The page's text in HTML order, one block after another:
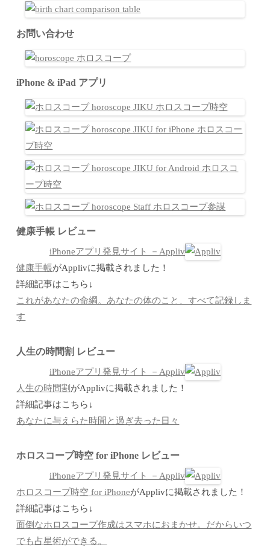
お問い合わせ
iPhone & iPad アプリ
健康手帳 レビュー
iPhoneアプリ発見サイト －Appliv
健康手帳がApplivに掲載されました！
詳細記事はこちら↓
これがあなたの命綱。あなたの体のこと、すべて記録しま
す
人生の時間割 レビュー
iPhoneアプリ発見サイト －Appliv
人生の時間割 がApplivに掲載されました！
詳細記事はこちら↓
あなたに与えらた時間と過ぎ去った日々
ホロスコープ時空 for iPhone レビュー
iPhoneアプリ発見サイト －Appliv
ホロスコープ時空 for iPhoneがApplivに掲載されました！
詳細記事はこちら↓
面倒なホロスコープ作成はスマホにおまかせ。だからいつ
でも占星術ができる。